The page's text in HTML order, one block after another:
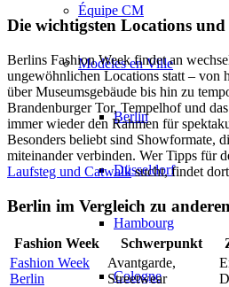
Équipe CM
Modèles en Ville
Berlin
Düsseldorf
Hambourg
Cologne
Die wichtigsten Locations
Berlins Fashion Week findet an
ungewöhnlichen Locations statt – von
über Museumsgebäude bis hin zu
Brandenburger Tor, Tempelhof und
immer wieder den Rahmen für
Besonders beliebt sind Showformate,
miteinander verbinden. Wer Tipps für
Laufsteg und Catwalksucht, findet
Berlin im Vergleich zu
Fashion Week Schwerpunkt
Fashion Week
Berlin
Avantgarde,
Streetwear